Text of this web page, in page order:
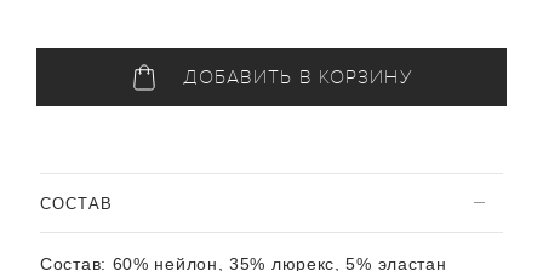
ДОБАВИТЬ В КОРЗИНУ
CОСТАВ
Состав: 60% нейлон, 35% люрекс, 5% эластан